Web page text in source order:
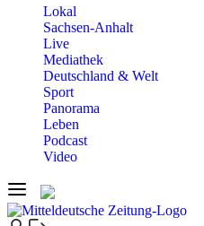
Lokal
Sachsen-Anhalt
Live
Mediathek
Deutschland & Welt
Sport
Panorama
Leben
Podcast
Video